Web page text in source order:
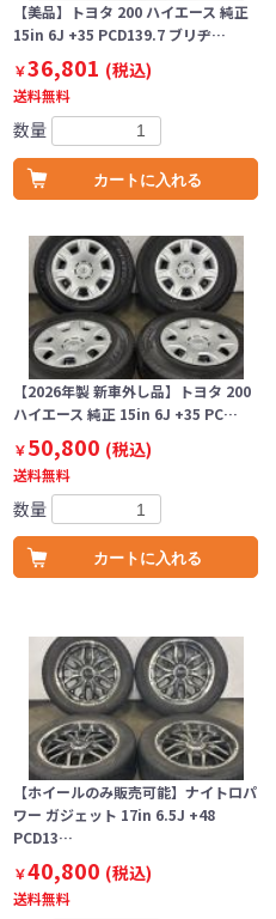
【美品】トヨタ 200 ハイエース 純正
15in 6J +35 PCD139.7 ブリヂ…
￥36,801 (税込)
送料無料
数量
カートに入れる
【2026年製 新車外し品】トヨタ 200
ハイエース 純正 15in 6J +35 PC…
￥50,800 (税込)
送料無料
数量
カートに入れる
【ホイールのみ販売可能】ナイトロパ
ワー ガジェット 17in 6.5J +48
PCD13…
￥40,800 (税込)
送料無料